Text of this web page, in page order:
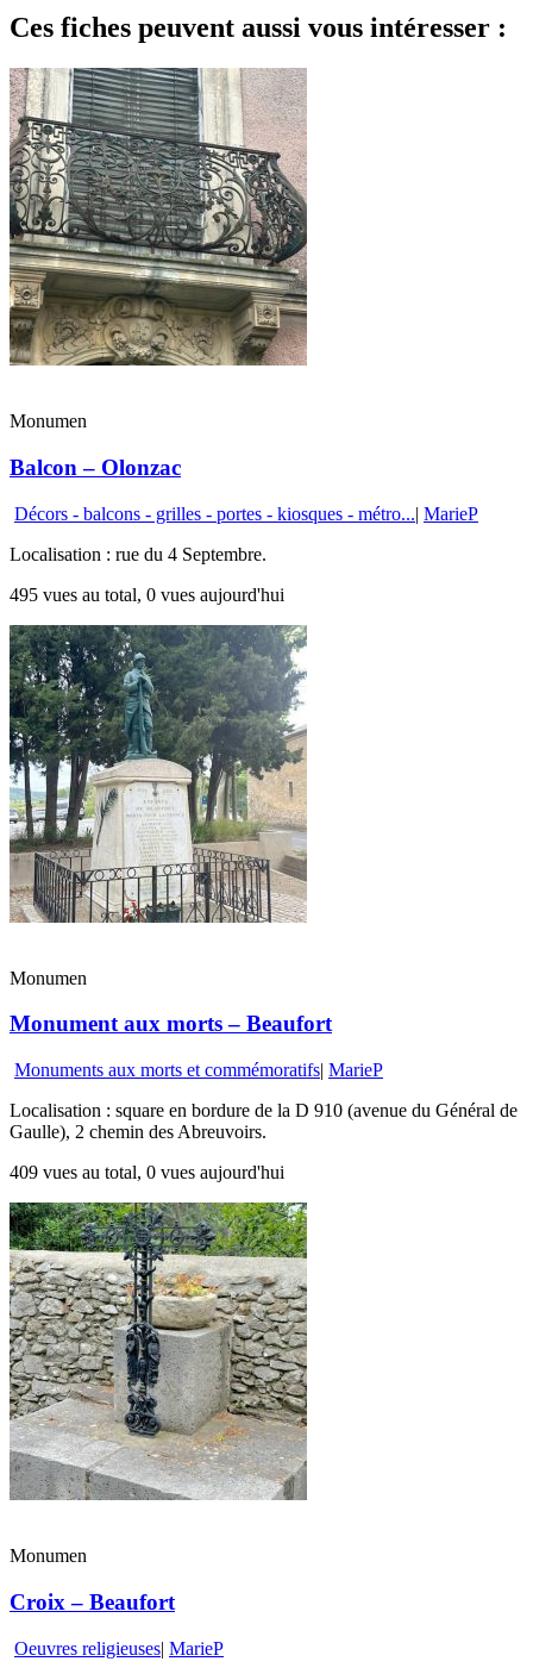
Ces fiches peuvent aussi vous intéresser :
Monumen
Balcon – Olonzac
Décors - balcons - grilles - portes - kiosques - métro...| MarieP
Localisation : rue du 4 Septembre.
495 vues au total, 0 vues aujourd'hui
Monumen
Monument aux morts – Beaufort
Monuments aux morts et commémoratifs| MarieP
Localisation : square en bordure de la D 910 (avenue du Général de
Gaulle), 2 chemin des Abreuvoirs.
409 vues au total, 0 vues aujourd'hui
Monumen
Croix – Beaufort
Oeuvres religieuses| MarieP